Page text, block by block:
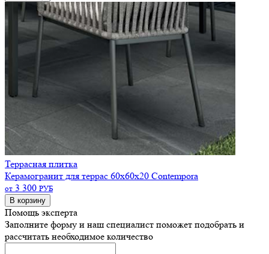
Террасная плитка
Керамогранит для террас 60х60х20 Contempora
от 3 300 РУБ
В корзину
Помощь эксперта
Заполните форму и наш специалист поможет подобрать и
рассчитать необходимое количество